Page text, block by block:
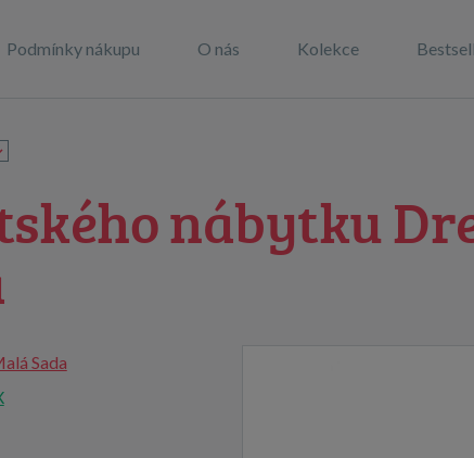
Podmínky nákupu O nás Kolekce
nábytku
Sada